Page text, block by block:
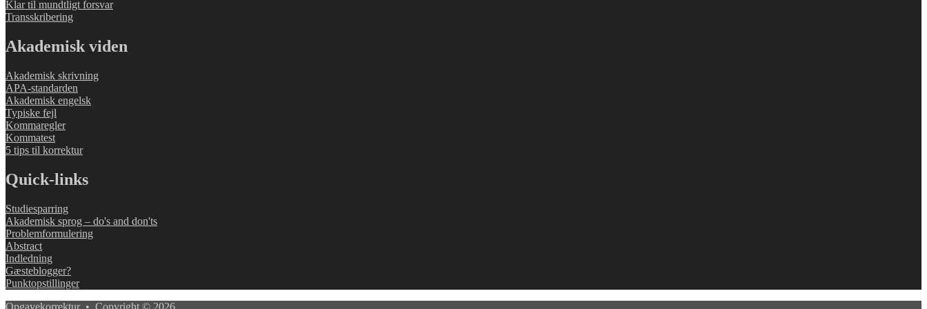
Klar til mundtligt forsvar
Transskribering
Akademisk viden
Akademisk skrivning
APA-standarden
Akademisk engelsk
Typiske fejl
Kommaregler
Kommatest
5 tips til korrektur
Quick-links
Studiesparring
Akademisk sprog – do's and don'ts
Problemformulering
Abstract
Indledning
Gæsteblogger?
Punktopstillinger
Opgavekorrektur • Copyright © 2026